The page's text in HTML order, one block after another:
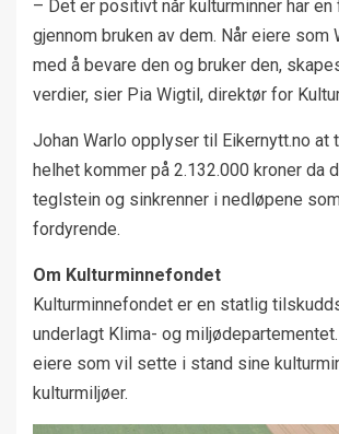
– Det er positivt når kulturminner har en
gjennom bruken av dem. Når eiere som
med å bevare den og bruker den,
verdier, sier Pia Wigtil, direktør for
Johan Warlo opplyser til Eikernytt.no at
helhet kommer på 2.132.000 kroner da
teglstein og sinkrenner i nedløpene
fordyrende.
Om Kulturminnefondet
Kulturminnefondet er en statlig
underlagt Klima- og
eiere som vil sette i stand sine
kulturmiljøer.